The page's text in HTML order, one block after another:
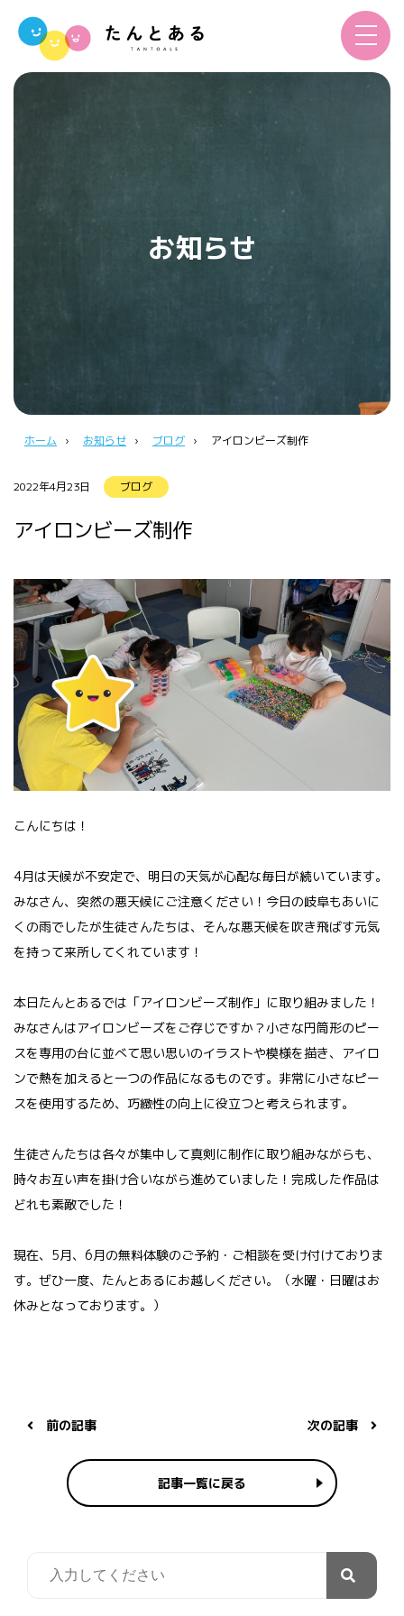
toggle
お知らせ
ホーム › お知らせ › ブログ › アイロンビーズ制作
2022年4月23日 ブログ
アイロンビーズ制作
こんにちは！
4月は天候が不安定で、明日の天気が心配な毎日が続いています。
みなさん、突然の悪天候にご注意ください！今日の岐阜もあいに
くの雨でしたが生徒さんたちは、そんな悪天候を吹き飛ばす元気
を持って来所してくれています！
本日たんとあるでは「アイロンビーズ制作」に取り組みました！
みなさんはアイロンビーズをご存じですか？小さな円筒形のピー
スを専用の台に並べて思い思いのイラストや模様を描き、アイロ
ンで熱を加えると一つの作品になるものです。非常に小さなピー
スを使用するため、巧緻性の向上に役立つと考えられます。
生徒さんたちは各々が集中して真剣に制作に取り組みながらも、
時々お互い声を掛け合いながら進めていました！完成した作品は
どれも素敵でした！
現在、5月、6月の無料体験のご予約・ご相談を受け付けておりま
す。ぜひ一度、たんとあるにお越しください。（水曜・日曜はお
休みとなっております。）
前の記事 次の記事
記事一覧に戻る